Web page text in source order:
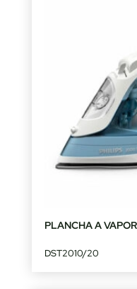
PLANCHA A
DST2010/20